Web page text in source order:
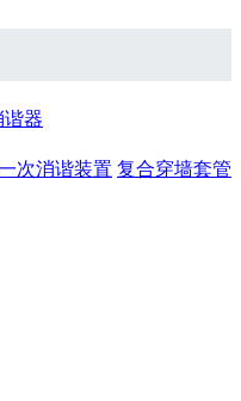
谐器
次消谐装置 复合穿墙套管